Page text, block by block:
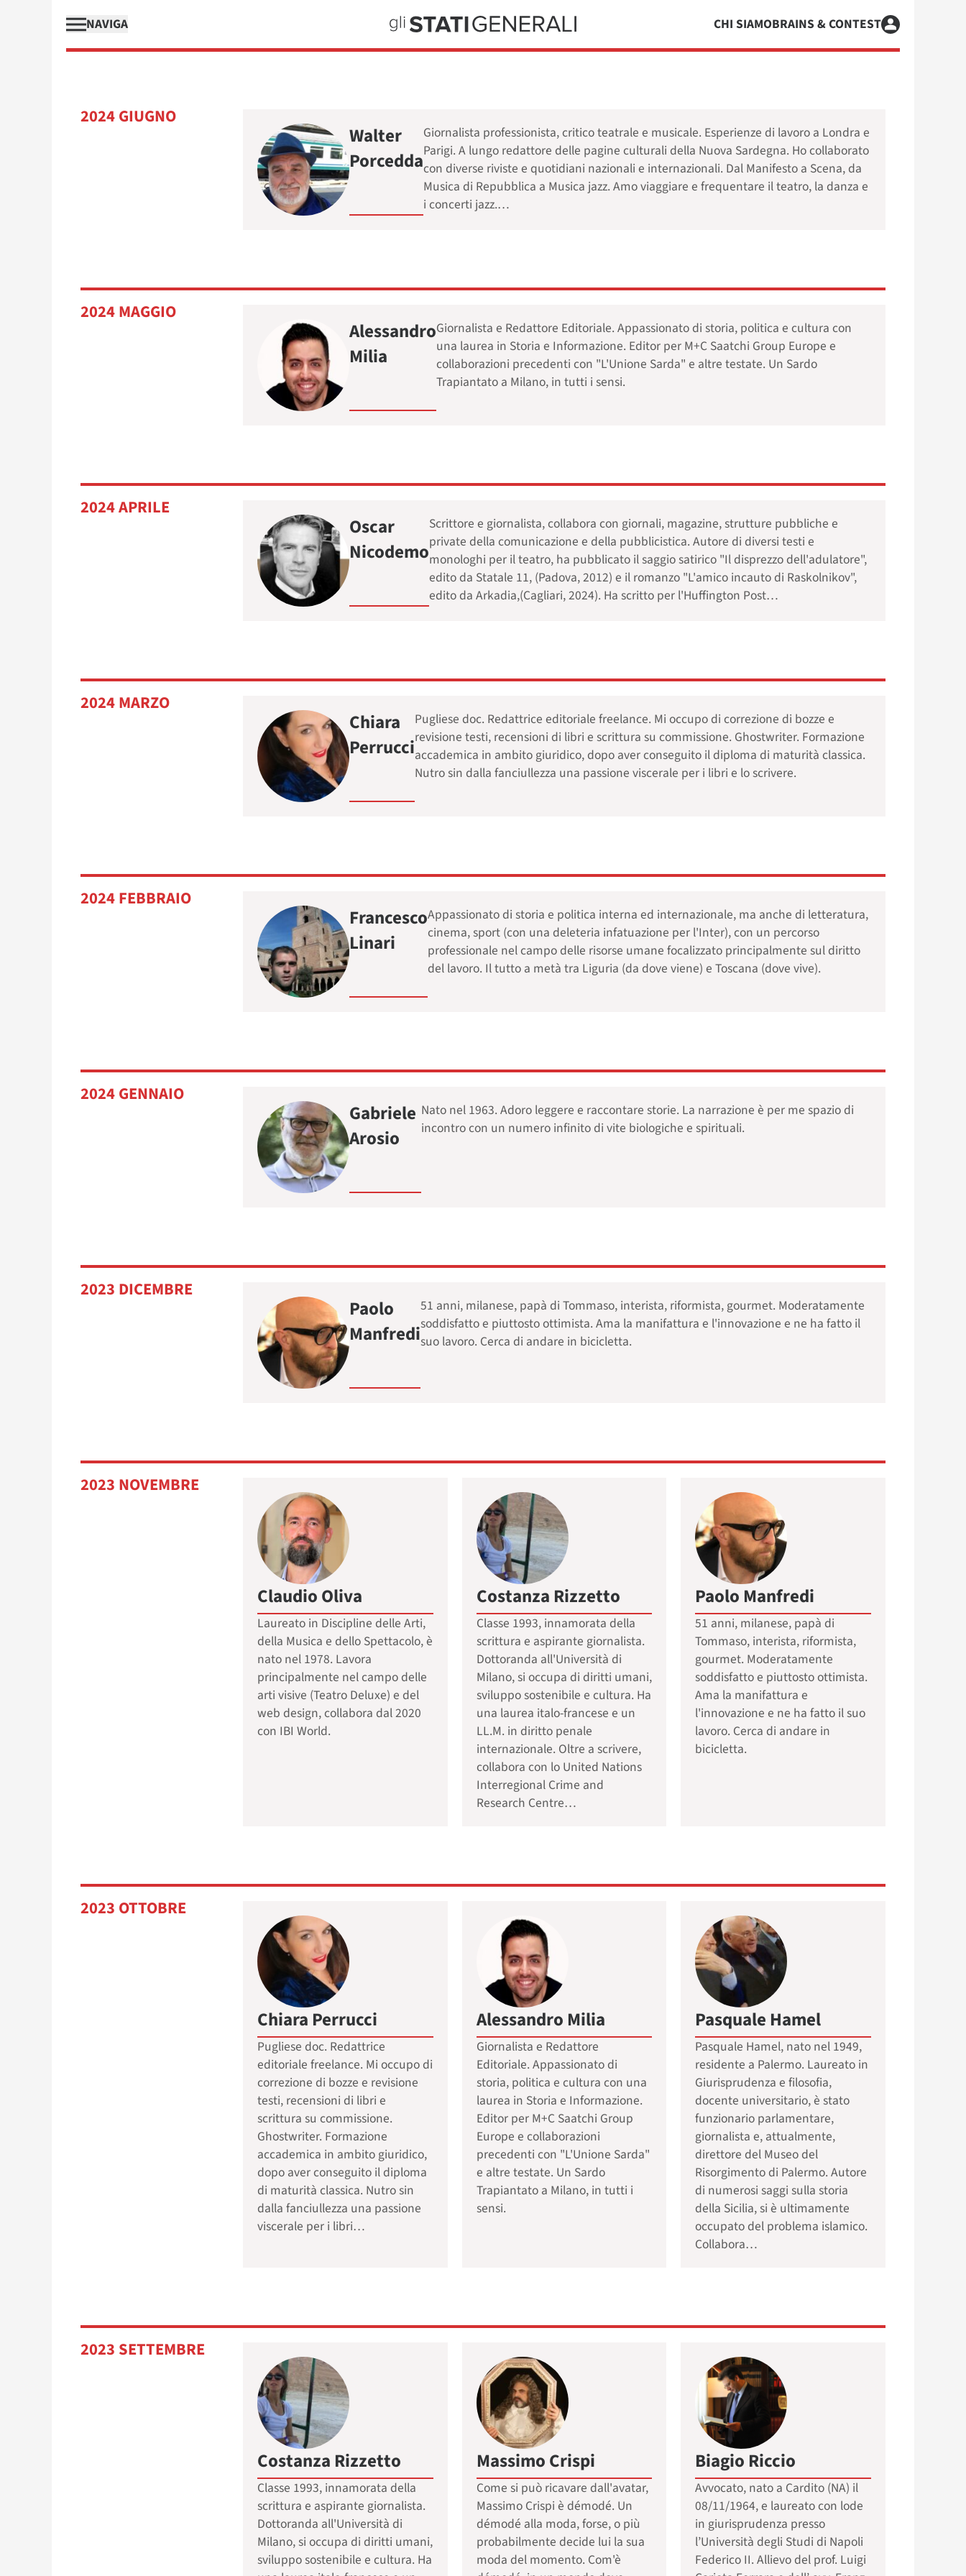
NAVIGA CHI SIAMOBRAINS & CONTEST
2024 GIUGNO
Walter
Porcedda
Giornalista professionista, critico teatrale e musicale. Esperienze di lavoro a Londra e
Parigi. A lungo redattore delle pagine culturali della Nuova Sardegna. Ho collaborato
con diverse riviste e quotidiani nazionali e internazionali. Dal Manifesto a Scena, da
Musica di Repubblica a Musica jazz. Amo viaggiare e frequentare il teatro, la danza e
i concerti jazz.…
2024 MAGGIO
Alessandro
Milia
Giornalista e Redattore Editoriale. Appassionato di storia, politica e cultura con
una laurea in Storia e Informazione. Editor per M+C Saatchi Group Europe e
collaborazioni precedenti con "L'Unione Sarda" e altre testate. Un Sardo
Trapiantato a Milano, in tutti i sensi.
2024 APRILE
Oscar
Nicodemo
Scrittore e giornalista, collabora con giornali, magazine, strutture pubbliche e
private della comunicazione e della pubblicistica. Autore di diversi testi e
monologhi per il teatro, ha pubblicato il saggio satirico "Il disprezzo dell'adulatore",
edito da Statale 11, (Padova, 2012) e il romanzo "L'amico incauto di Raskolnikov",
edito da Arkadia,(Cagliari, 2024). Ha scritto per l'Huffington Post…
2024 MARZO
Chiara
Perrucci
Pugliese doc. Redattrice editoriale freelance. Mi occupo di correzione di bozze e
revisione testi, recensioni di libri e scrittura su commissione. Ghostwriter. Formazione
accademica in ambito giuridico, dopo aver conseguito il diploma di maturità classica.
Nutro sin dalla fanciullezza una passione viscerale per i libri e lo scrivere.
2024 FEBBRAIO
Francesco
Linari
Appassionato di storia e politica interna ed internazionale, ma anche di letteratura,
cinema, sport (con una deleteria infatuazione per l'Inter), con un percorso
professionale nel campo delle risorse umane focalizzato principalmente sul diritto
del lavoro. Il tutto a metà tra Liguria (da dove viene) e Toscana (dove vive).
2024 GENNAIO
Gabriele
Arosio
Nato nel 1963. Adoro leggere e raccontare storie. La narrazione è per me spazio di
incontro con un numero infinito di vite biologiche e spirituali.
2023 DICEMBRE
Paolo
Manfredi
51 anni, milanese, papà di Tommaso, interista, riformista, gourmet. Moderatamente
soddisfatto e piuttosto ottimista. Ama la manifattura e l'innovazione e ne ha fatto il
suo lavoro. Cerca di andare in bicicletta.
2023 NOVEMBRE
Claudio Oliva
Laureato in Discipline delle Arti,
della Musica e dello Spettacolo, è
nato nel 1978. Lavora
principalmente nel campo delle
arti visive (Teatro Deluxe) e del
web design, collabora dal 2020
con IBI World.
Costanza Rizzetto
Classe 1993, innamorata della
scrittura e aspirante giornalista.
Dottoranda all'Università di
Milano, si occupa di diritti umani,
sviluppo sostenibile e cultura. Ha
una laurea italo-francese e un
LL.M. in diritto penale
internazionale. Oltre a scrivere,
collabora con lo United Nations
Interregional Crime and
Research Centre…
Paolo Manfredi
51 anni, milanese, papà di
Tommaso, interista, riformista,
gourmet. Moderatamente
soddisfatto e piuttosto ottimista.
Ama la manifattura e
l'innovazione e ne ha fatto il suo
lavoro. Cerca di andare in
bicicletta.
2023 OTTOBRE
Chiara Perrucci
Pugliese doc. Redattrice
editoriale freelance. Mi occupo di
correzione di bozze e revisione
testi, recensioni di libri e
scrittura su commissione.
Ghostwriter. Formazione
accademica in ambito giuridico,
dopo aver conseguito il diploma
di maturità classica. Nutro sin
dalla fanciullezza una passione
viscerale per i libri…
Alessandro Milia
Giornalista e Redattore
Editoriale. Appassionato di
storia, politica e cultura con una
laurea in Storia e Informazione.
Editor per M+C Saatchi Group
Europe e collaborazioni
precedenti con "L'Unione Sarda"
e altre testate. Un Sardo
Trapiantato a Milano, in tutti i
sensi.
Pasquale Hamel
Pasquale Hamel, nato nel 1949,
residente a Palermo. Laureato in
Giurisprudenza e filosofia,
docente universitario, è stato
funzionario parlamentare,
giornalista e, attualmente,
direttore del Museo del
Risorgimento di Palermo. Autore
di numerosi saggi sulla storia
della Sicilia, si è ultimamente
occupato del problema islamico.
Collabora…
2023 SETTEMBRE
Costanza Rizzetto
Classe 1993, innamorata della
scrittura e aspirante giornalista.
Dottoranda all'Università di
Milano, si occupa di diritti umani,
sviluppo sostenibile e cultura. Ha
Massimo Crispi
Come si può ricavare dall'avatar,
Massimo Crispi è démodé. Un
démodé alla moda, forse, o più
probabilmente decide lui la sua
moda del momento. Com'è
Biagio Riccio
Avvocato, nato a Cardito (NA) il
08/11/1964, e laureato con lode
in giurisprudenza presso
l’Università degli Studi di Napoli
Federico II. Allievo del prof. Luigi